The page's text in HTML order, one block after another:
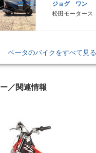
ジョグ ワン
松田モータース
ベータのバイクをすべて見る
／関連情報